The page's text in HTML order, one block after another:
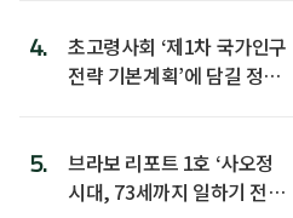
4.
초고령사회 ‘제1차 국가인구
전략 기본계획’에 담길 정책
5.
브라보 리포트 1호 ‘사오정
시대, 73세까지 일하기 전략’